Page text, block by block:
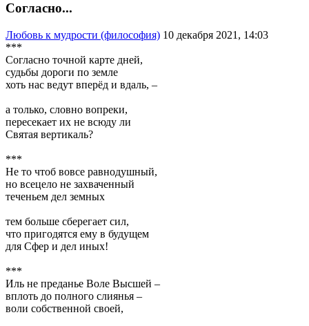
Согласно...
Любовь к мудрости (философия) 10 декабря 2021, 14:03
***
Согласно точной карте дней,
судьбы дороги по земле
хоть нас ведут вперёд и вдаль, –
а только, словно вопреки,
пересекает их не всюду ли
Святая вертикаль?
***
Не то чтоб вовсе равнодушный,
но всецело не захваченный
теченьем дел земных
тем больше сберегает сил,
что пригодятся ему в будущем
для Сфер и дел иных!
***
Иль не преданье Воле Высшей –
вплоть до полного слиянья –
воли собственной своей,